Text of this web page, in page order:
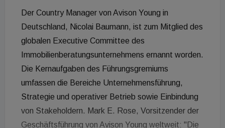
Der Country Manager von Avison Young in
Deutschland, Nicolai Baumann, ist zum Mitglied des
globalen Executive Committee des
Immobilienberatungsunternehmens ernannt worden.
Die Kernaufgaben des Führungsgremiums
umfassen die Bereiche Unternehmensführung,
Strategie und operativer Betrieb sowie Einbindung
von Stakeholdern. Mark E. Rose, Vorsitzender der
Geschäftsführung von Avison Young weltweit: "Die